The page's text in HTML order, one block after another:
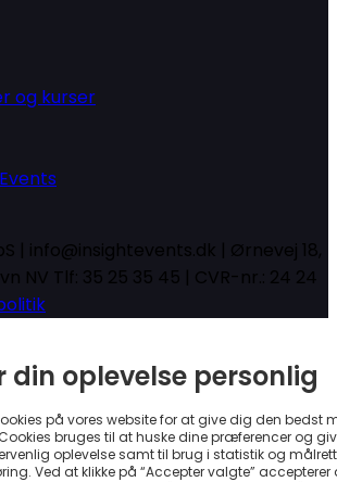
og kurser
| info@insightevents.dk | Ørnevej 18,
NV Tlf: 35 25 35 45 | CVR-nr.: 24 24
din oplevelse personlig
på vores website for at give dig den bedst
bruges til at huske dine præferencer og
oplevelse samt til brug i statistik og
Ved at klikke på “Accepter valgte” accepterer